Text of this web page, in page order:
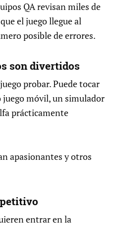
QA revisan miles de
el juego llegue al
posible de errores.
son divertidos
probar. Puede tocar
juego móvil, un simulador
prácticamente
apasionantes y otros
entrar en la